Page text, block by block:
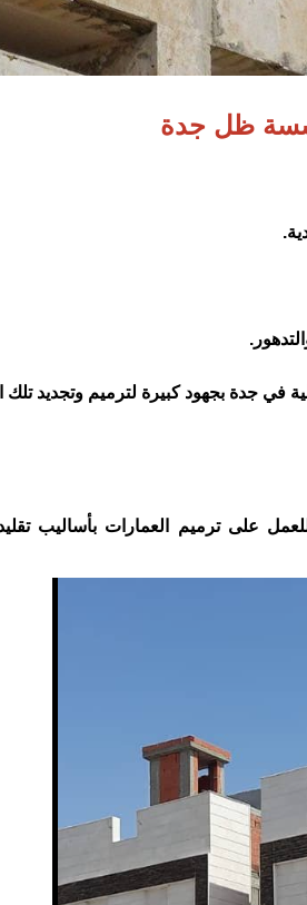
ظل جدة
في جدة بجهود كبيرة لترميم وتجديد تلك
على ترميم العمارات بأساليب